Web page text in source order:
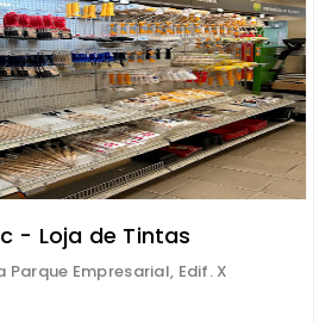
- Loja de Tintas
Empresarial, Edif. X